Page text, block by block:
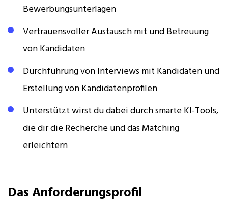
Bewerbungsunterlagen
Vertrauensvoller Austausch mit und Betreuung
von Kandidaten
Durchführung von Interviews mit Kandidaten und
Erstellung von Kandidatenprofilen
Unterstützt wirst du dabei durch smarte KI-Tools,
die dir die Recherche und das Matching
erleichtern
Das Anforderungsprofil